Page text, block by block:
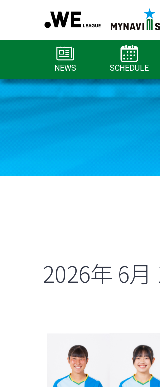
NEWS SCHEDULE
2026年 6月